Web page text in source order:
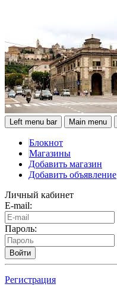
Left menu bar Main menu
Блокнот
Магазины
Добавить магазин
Добавить объявление
Личный кабинет
E-mail:
Пароль:
Войти
Регистрация